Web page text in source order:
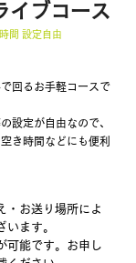
イブコース
間 設定自由
回るお手軽コースで
設定が自由なので、
き時間などにも便利
・お送り場所によ
います。
可能です。お申し